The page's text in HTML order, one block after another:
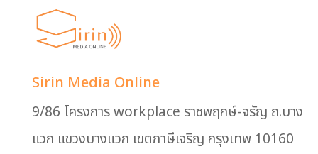
Sirin Media Online
9/86 โครงการ workplace ราชพฤกษ์-จรัญ ถ.บาง
แวก แขวงบางแวก เขตภาษีเจริญ กรุงเทพ 10160